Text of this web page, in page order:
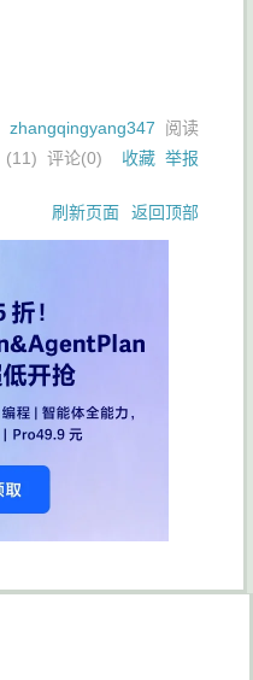
zhangqingyang347 阅读
(11) 评论(0) 收藏 举报
刷新页面 返回顶部